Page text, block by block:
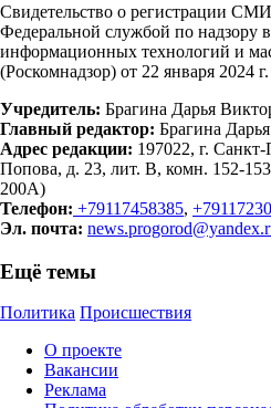
Свидетельство о регистрации
Федеральной службой по надзору в
информационных технологий и
(Роскомнадзор) от 22 января 2024 г.
Учредитель: Брагина Дарья
Главный редактор: Брагина
Адрес редакции: 197022, г.
Попова, д. 23, лит. В, комн. 152-
200А)
Телефон: +79117458385,
Эл. почта:
Ещё темы
Политика Происшествия
О проекте
Вакансии
Реклама